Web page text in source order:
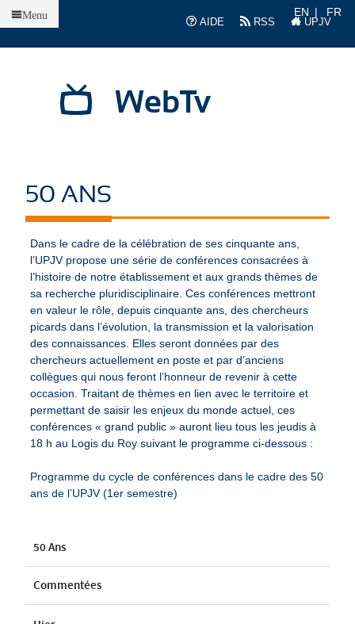
AIDE
RSS UPJV
EN FR
WebTv
Menu
50 ANS
Dans le cadre de la célébration de ses cinquante ans,
l’UPJV propose une série de conférences consacrées à
l’histoire de notre établissement et aux grands thèmes de
sa recherche pluridisciplinaire. Ces conférences mettront
en valeur le rôle, depuis cinquante ans, des chercheurs
picards dans l’évolution, la transmission et la valorisation
des connaissances. Elles seront données par des
chercheurs actuellement en poste et par d’anciens
collègues qui nous feront l’honneur de revenir à cette
occasion. Traitant de thèmes en lien avec le territoire et
permettant de saisir les enjeux du monde actuel, ces
conférences « grand public » auront lieu tous les jeudis à
18 h au Logis du Roy suivant le programme ci-dessous :
Programme du cycle de conférences dans le cadre des 50
ans de l’UPJV (1er semestre)
50 Ans
Commentées